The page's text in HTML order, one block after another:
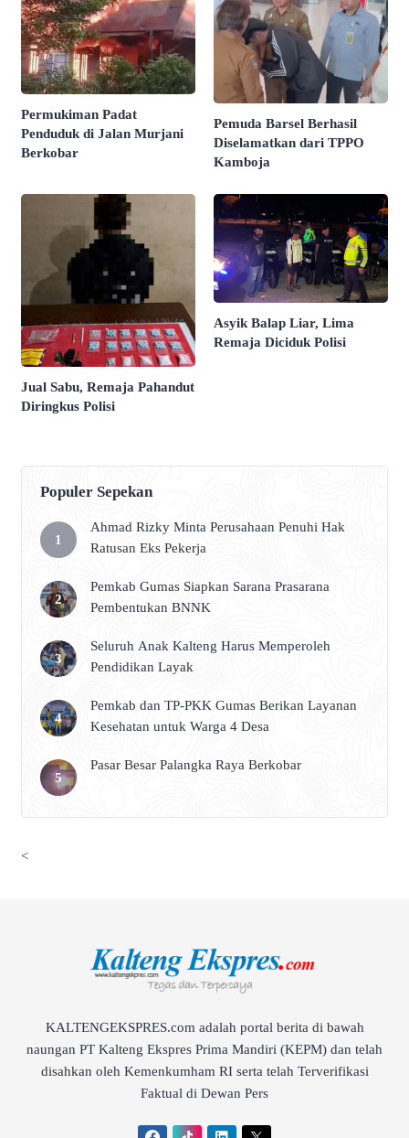
Permukiman Padat
Penduduk di Jalan Murjani
Berkobar
Pemuda Barsel Berhasil
Diselamatkan dari TPPO
Kamboja
Jual Sabu, Remaja Pahandut
Diringkus Polisi
Asyik Balap Liar, Lima
Remaja Diciduk Polisi
Populer Sepekan
Ahmad Rizky Minta Perusahaan Penuhi Hak
Ratusan Eks Pekerja
Pemkab Gumas Siapkan Sarana Prasarana
Pembentukan BNNK
Seluruh Anak Kalteng Harus Memperoleh
Pendidikan Layak
Pemkab dan TP-PKK Gumas Berikan Layanan
Kesehatan untuk Warga 4 Desa
Pasar Besar Palangka Raya Berkobar
<
KALTENGEKSPRES.com adalah portal berita di bawah
naungan PT Kalteng Ekspres Prima Mandiri (KEPM) dan telah
disahkan oleh Kemenkumham RI serta telah Terverifikasi
Faktual di Dewan Pers